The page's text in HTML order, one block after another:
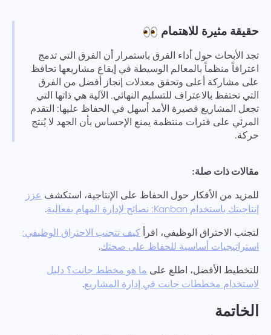
حقيقة مثيرة للاهتمام
تجد الأبحاث حول أداء الفرق باستمرار أن الفرق التي تدمج
اعترافاً منظماً بالمعالم الوسيطة في إيقاع مشاريعها تحافظ
على مشاركة أعلى وتحقق معدلات إنجاز أفضل من الفرق
التي تحتفظ بالاعتراف للتسليم النهائي. الآلية هي ذاتها التي
تجعل المشاريع قصيرة الأمد أسهل في الحفاظ عليها: التقدم
المرئي على فترات منتظمة يمنع الإحساس بأن الجهد لا يُنتج
حركة.
مقالات ذات صلة:
للمزيد من الأفكار حول الحفاظ على الإنتاجية، استكشفعزز
إنتاجيتك باستخدام Kanban: نصائح لإدارة المهام بفعالية
.
لتجنب الاحتراق الوظيفي، اقرأكيف تتجنب الاحتراق الوظيفي:
استراتيجيات أساسية للحفاظ على صحتك.
للتخطيط الأفضل، اطلع علىما هو مخطط جانت؟ دليل
لاستخدام مخططات جانت في إدارة المشاريع.
الخاتمة